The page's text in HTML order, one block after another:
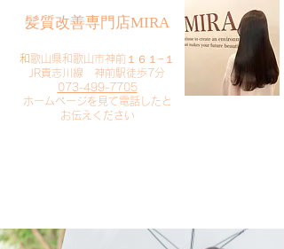
​髪質改善専門店MIRA
​和歌山県和歌山市神前１６１−１
JR貴志川線 神前駅徒歩7分
073-499-7705
​ホームページを見て電話したと
お伝えください